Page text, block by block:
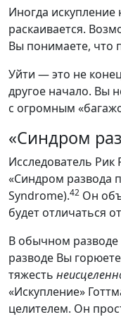
Иногда
раскаивается.
Вы понимаете, что
Уйти — это не
другое начало. Вы
с огромным
«Синдром
Исследователь
«Синдром развода
Syndrome).42 Он
будет отличаться
В обычном разводе
разводе Вы
тяжесть
«Искупление»
целителем. Он